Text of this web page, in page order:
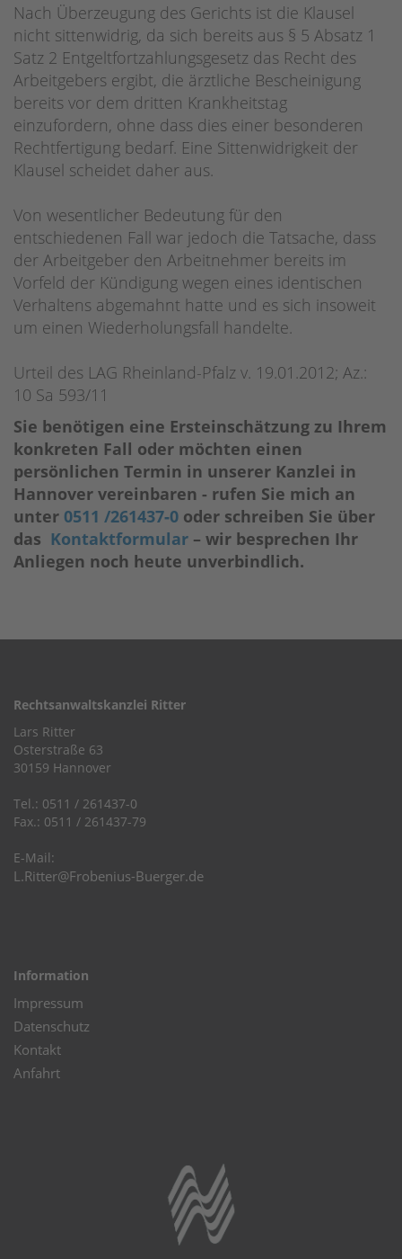
Nach Überzeugung des Gerichts ist die Klausel
nicht sittenwidrig, da sich bereits aus § 5 Absatz 1
Satz 2 Entgeltfortzahlungsgesetz das Recht des
Arbeitgebers ergibt, die ärztliche Bescheinigung
bereits vor dem dritten Krankheitstag
einzufordern, ohne dass dies einer besonderen
Rechtfertigung bedarf. Eine Sittenwidrigkeit der
Klausel scheidet daher aus.
Von wesentlicher Bedeutung für den
entschiedenen Fall war jedoch die Tatsache, dass
der Arbeitgeber den Arbeitnehmer bereits im
Vorfeld der Kündigung wegen eines identischen
Verhaltens abgemahnt hatte und es sich insoweit
um einen Wiederholungsfall handelte.
Urteil des LAG Rheinland-Pfalz v. 19.01.2012; Az.:
10 Sa 593/11
Sie benötigen eine Ersteinschätzung zu Ihrem
konkreten Fall oder möchten einen
persönlichen Termin in unserer Kanzlei in
Hannover vereinbaren - rufen Sie mich an
unter 0511 /261437‑0 oder schreiben Sie über
das Kontaktformular – wir besprechen Ihr
Anliegen noch heute unverbindlich.
Rechtsanwaltskanzlei Ritter
Lars Ritter
Osterstraße 63
30159 Hannover
Tel.: 0511 / 261437-0
Fax.: 0511 / 261437-79
E-Mail:
L.Ritter@
Information
Impressum
Datenschutz
Kontakt
Anfahrt